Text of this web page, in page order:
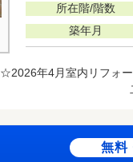
所在階/階数
築年月
☆2026年4月室内リフォ
無料